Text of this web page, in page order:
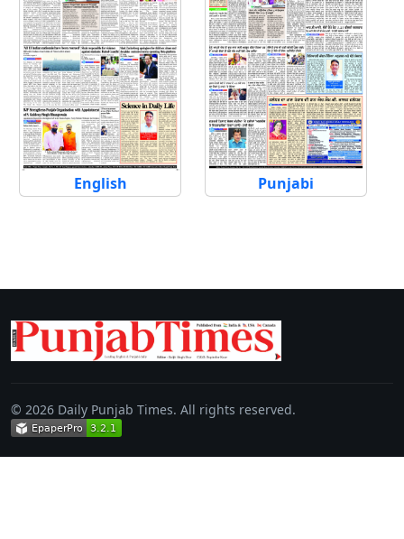
English Punjabi
© 2026 Daily Punjab Times. All rights reserved.